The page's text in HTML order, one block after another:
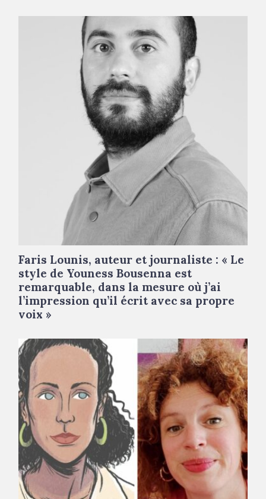
Faris Lounis, auteur et journaliste : « Le
style de Youness Bousenna est
remarquable, dans la mesure où j’ai
l’impression qu’il écrit avec sa propre
voix »